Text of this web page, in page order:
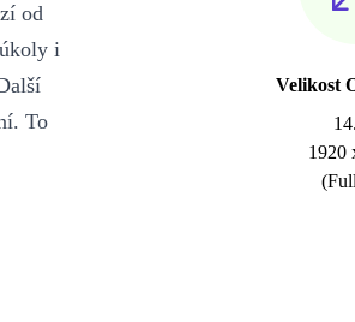
Velikost
1920
od
i
To